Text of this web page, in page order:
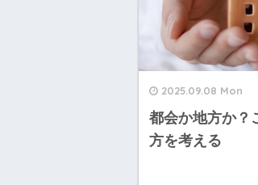
2025.09.08 Mon
都会か地方か？
方を考える